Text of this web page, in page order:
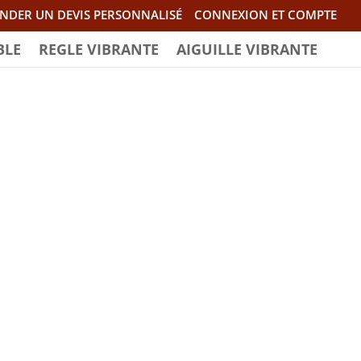
UN DEVIS PERSONNALISÉ CONNEXION ET COMPTE
REGLE VIBRANTE AIGUILLE VIBRANTE